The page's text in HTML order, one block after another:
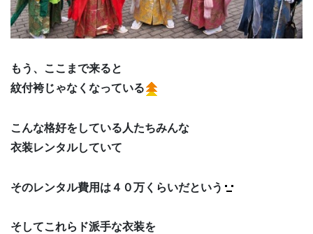
もう、ここまで来ると
紋付袴じゃなくなっている
こんな格好をしている人たちみんな
衣装レンタルしていて
そのレンタル費用は４０万くらいだという
そしてこれらド派手な衣装を